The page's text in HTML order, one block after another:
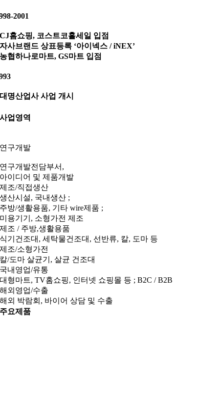
2001
CJ홈쇼핑, 코스트코홀세일 입점
자사브랜드 상표등록 ‘아이넥스 / iNEX’
농협하나로마트, GS마트 입점
대명산업사 사업 개시
사업영역
연구개발
연구개발전담부서,
아이디어 및 제품개발
제조/직접생산
생산시설, 국내생산 ;
주방/생활용품, 기타 wire제품 ;
미용기기, 소형가전 제조
제조 / 주방,생활용품
식기건조대, 세탁물건조대, 선반류, 칼, 도마 등
제조/소형가전
칼/도마 살균기, 살균 건조대
국내영업/유통
대형마트, TV홈쇼핑, 인터넷 쇼핑몰 등 ; B2C / B2B
해외영업/수출
해외 박람회, 바이어 상담 및 수출
주요제품